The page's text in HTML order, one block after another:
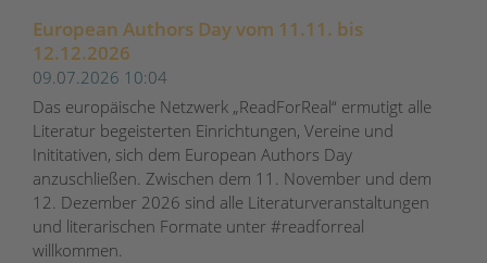
European Authors Day vom 11.11. bis
12.12.2026
09.07.2026 10:04
Das europäische Netzwerk „ReadForReal“ ermutigt alle
Literatur begeisterten Einrichtungen, Vereine und
Inititativen, sich dem European Authors Day
anzuschließen. Zwischen dem 11. November und dem
12. Dezember 2026 sind alle Literaturveranstaltungen
und literarischen Formate unter #readforreal
willkommen.